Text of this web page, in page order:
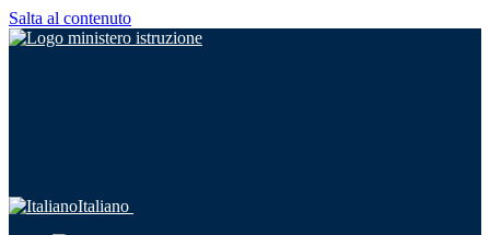
Salta al contenuto
Italiano